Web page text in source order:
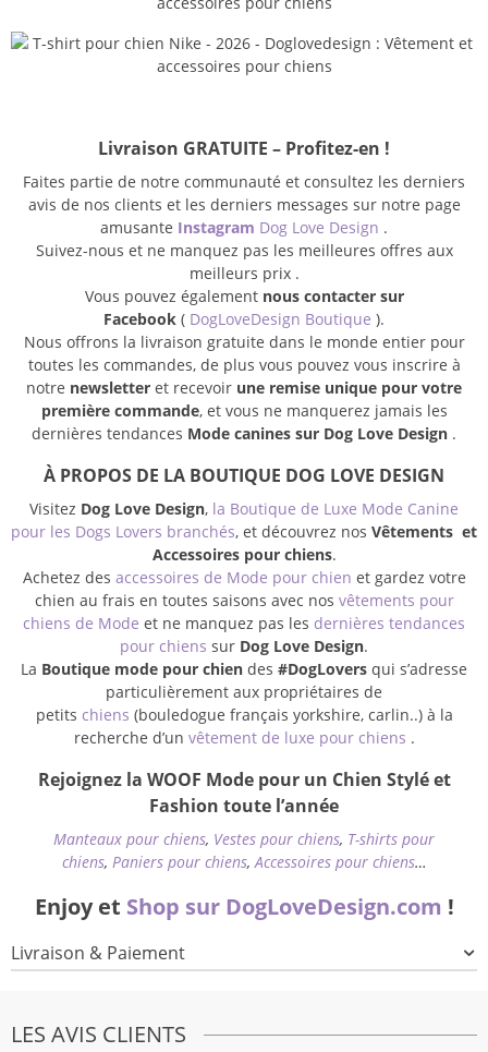
Livraison GRATUITE – Profitez-en !
Faites partie de notre communauté et consultez les derniers
avis de nos clients et les derniers messages sur notre page
amusante Instagram Dog Love Design .
Suivez-nous et ne manquez pas les meilleures offres aux
meilleurs prix .
Vous pouvez également nous contacter sur
Facebook ( DogLoveDesign Boutique ).
Nous offrons la livraison gratuite dans le monde entier pour
toutes les commandes, de plus vous pouvez vous inscrire à
notre newsletter et recevoir une remise unique pour votre
première commande, et vous ne manquerez jamais les
dernières tendances Mode canines sur Dog Love Design .
À PROPOS DE LA BOUTIQUE DOG LOVE DESIGN
Visitez Dog Love Design, la Boutique de Luxe Mode Canine
pour les Dogs Lovers branchés, et découvrez nos Vêtements et
Accessoires pour chiens.
Achetez des accessoires de Mode pour chien et gardez votre
chien au frais en toutes saisons avec nos vêtements pour
chiens de Mode et ne manquez pas les dernières tendances
pour chiens sur Dog Love Design.
La Boutique mode pour chien des #DogLovers qui s’adresse
particulièrement aux propriétaires de
petits chiens (bouledogue français yorkshire, carlin..) à la
recherche d’un vêtement de luxe pour chiens .
Rejoignez la WOOF Mode pour un Chien Stylé et
Fashion toute l’année
Manteaux pour chiens, Vestes pour chiens, T-shirts pour
chiens, Paniers pour chiens,Accessoires pour chiens…
Enjoy et Shop sur DogLoveDesign.com !
Livraison & Paiement
LES AVIS CLIENTS